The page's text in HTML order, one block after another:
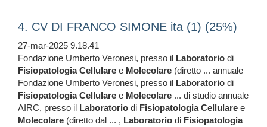
4. CV DI FRANCO SIMONE ita (1) (25%)
27-mar-2025 9.18.41
Fondazione Umberto Veronesi, presso il Laboratorio di
Fisiopatologia Cellulare e Molecolare (diretto ... annuale
Fondazione Umberto Veronesi, presso il Laboratorio di
Fisiopatologia Cellulare e Molecolare ... di studio annuale
AIRC, presso il Laboratorio di Fisiopatologia Cellulare e
Molecolare (diretto dal ... , Laboratorio di Fisiopatologia